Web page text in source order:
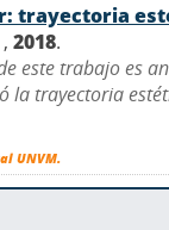
trayectoria
2018.
este trabajo es
la trayectoria
UNVM.